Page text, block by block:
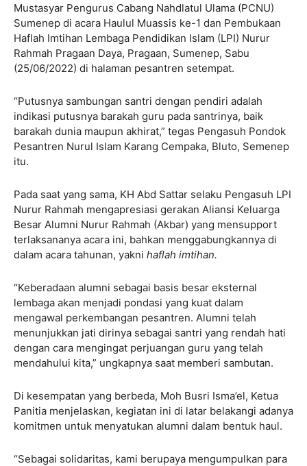
Mustasyar Pengurus Cabang Nahdlatul Ulama (PCNU)
Sumenep di acara Haulul Muassis ke-1 dan Pembukaan
Haflah Imtihan Lembaga Pendidikan Islam (LPI) Nurur
Rahmah Pragaan Daya, Pragaan, Sumenep, Sabu
(25/06/2022) di halaman pesantren setempat.
“Putusnya sambungan santri dengan pendiri adalah
indikasi putusnya barakah guru pada santrinya, baik
barakah dunia maupun akhirat,” tegas Pengasuh Pondok
Pesantren Nurul Islam Karang Cempaka, Bluto, Semenep
itu.
Pada saat yang sama, KH Abd Sattar selaku Pengasuh LPI
Nurur Rahmah mengapresiasi gerakan Aliansi Keluarga
Besar Alumni Nurur Rahmah (Akbar) yang mensupport
terlaksananya acara ini, bahkan menggabungkannya di
dalam acara tahunan, yakni haflah imtihan.
“Keberadaan alumni sebagai basis besar eksternal
lembaga akan menjadi pondasi yang kuat dalam
mengawal perkembangan pesantren. Alumni telah
menunjukkan jati dirinya sebagai santri yang rendah hati
dengan cara mengingat perjuangan guru yang telah
mendahului kita,” ungkapnya saat memberi sambutan.
Di kesempatan yang berbeda, Moh Busri Isma’el, Ketua
Panitia menjelaskan, kegiatan ini di latar belakangi adanya
komitmen untuk menyatukan alumni dalam bentuk haul.
“Sebagai solidaritas, kami berupaya mengumpulkan para